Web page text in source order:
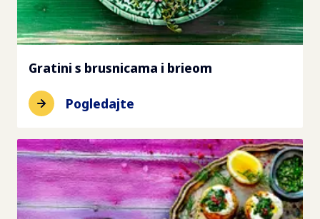
Gratini s brusnicama i brieom
Pogledajte